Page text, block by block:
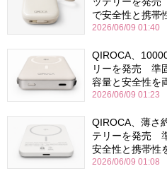
で安全性と携帯
2026/06/09 01:40
QIROCA、
リーを発売 準
容量と安全性を
2026/06/09 01:23
QIROCA、薄さ
テリーを発売
安全性と携帯性
2026/06/09 01:08